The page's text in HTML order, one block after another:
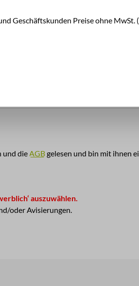
und die AGBgelesen und bin mit ihnen
auszuwählen.
oder Avisierungen.
Geschäftskunden Preise ohne MwSt.